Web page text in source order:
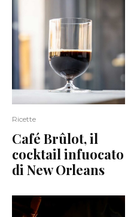
Ricette
Café Brûlot, il
cocktail infuocato
di New Orleans